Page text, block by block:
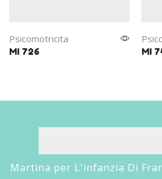
Psicomotricita
MI 726 MI
Martina per L'infanzia Di